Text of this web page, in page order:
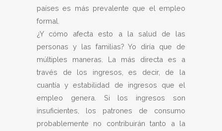
países es más prevalente que el empleo
formal.
¿Y cómo afecta esto a la salud de las
personas y las familias? Yo diría que de
múltiples maneras. La más directa es a
través de los ingresos, es decir, de la
cuantía y estabilidad de ingresos que el
empleo genera. Si los ingresos son
insuficientes, los patrones de consumo
probablemente no contribuirán tanto a la